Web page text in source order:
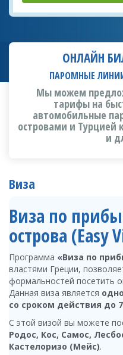
ОНЛАЙН
ПАРОМНЫЕ
Мы можем
тарифы на
автомобильные
островами и Турцией
и
Виза
Виза по
острова (Easy
Программа «Виза по
властями Греции,
формальностей посетить
Данная виза является
со сроком действия до
С этой визой вы можете
Родос, Кос, Самос,
Кастелоризо (Мейс).